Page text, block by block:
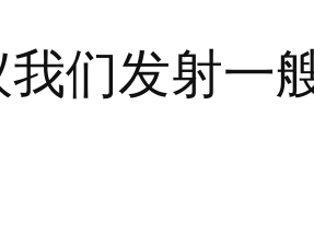
们发射一